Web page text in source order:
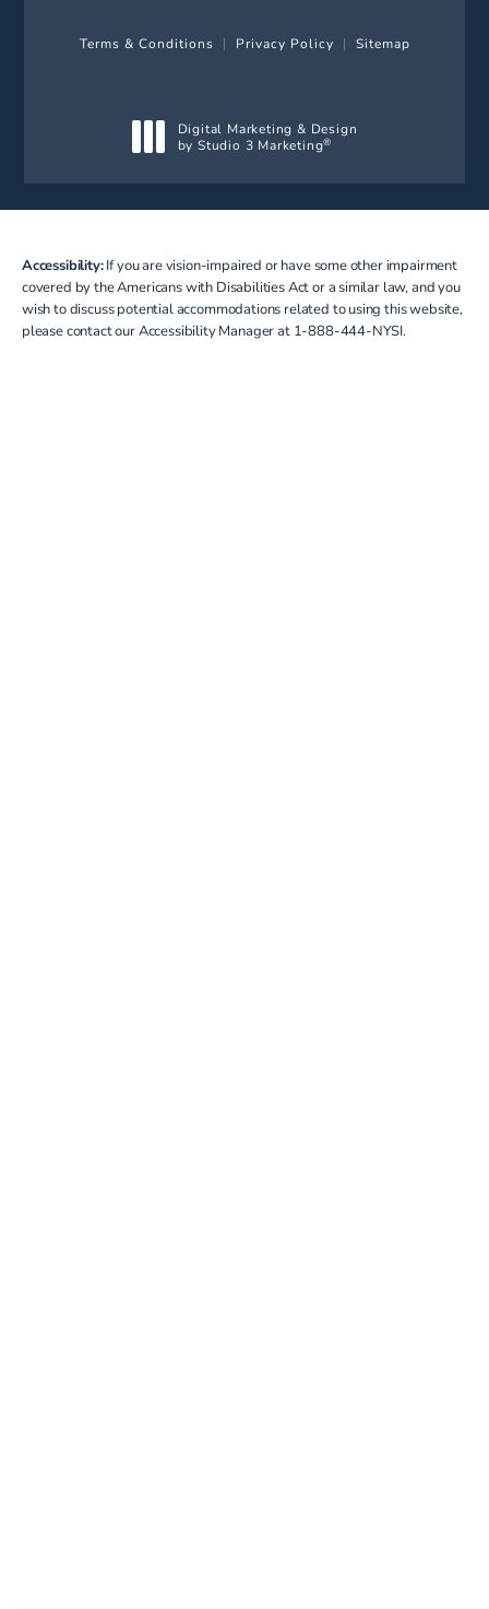
Terms & Conditions Privacy Policy Sitemap
Digital Marketing & Design
by Studio 3 Marketing®
Accessibility:If you are vision-impaired or have some other impairment
covered by the Americans with Disabilities Act or a similar law, and you
wish to discuss potential accommodations related to using this website,
please contact our Accessibility Manager at 1-888-444-NYSI.